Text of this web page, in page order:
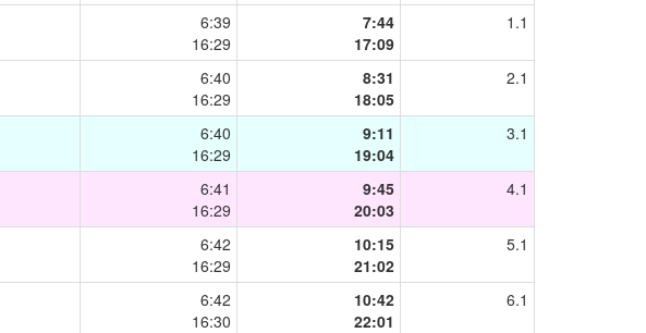
6:39
16:29
7:44
17:09
1.1
6:40
16:29
8:31
18:05
2.1
6:40
16:29
9:11
19:04
3.1
6:41
16:29
9:45
20:03
4.1
6:42
16:29
10:15
21:02
5.1
6:42
16:30
10:42
22:01
6.1